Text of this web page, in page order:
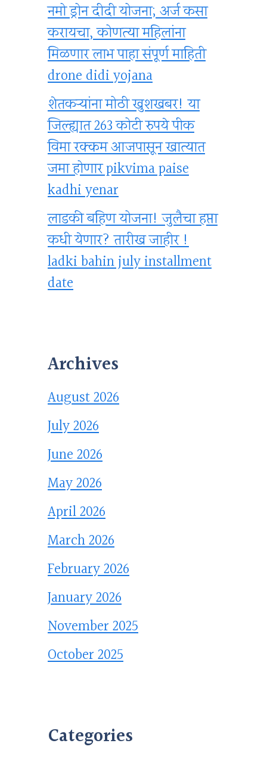
नमो ड्रोन दीदी योजना; अर्ज कसा
करायचा, कोणत्या महिलांना
मिळणार लाभ पाहा संपूर्ण माहिती
drone didi yojana
शेतकऱ्यांना मोठी खुशखबर! या
जिल्ह्यात 263 कोटी रुपये पीक
विमा रक्कम आजपासून खात्यात
जमा होणार pikvima paise
kadhi yenar
लाडकी बहिण योजना! जुलैचा हप्ता
कधी येणार? तारीख जाहीर !
ladki bahin july installment
date
Archives
August 2026
July 2026
June 2026
May 2026
April 2026
March 2026
February 2026
January 2026
November 2025
October 2025
Categories